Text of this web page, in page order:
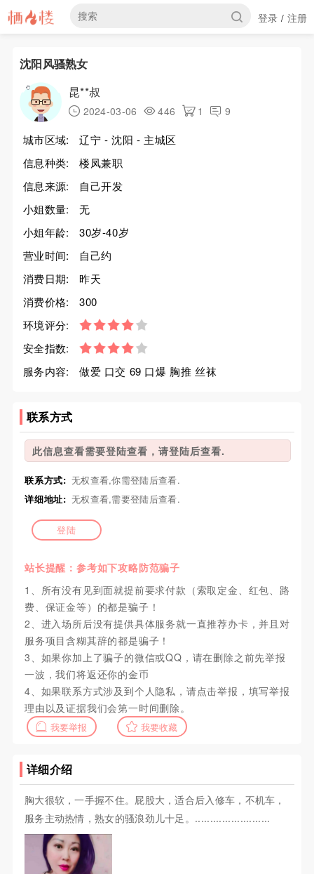
登录 / 注册
沈阳风骚熟女
昆**叔
2024-03-06 446 1 9
城市区域:
辽宁 - 沈阳 - 主城区
信息种类:
楼凤兼职
信息来源:
自己开发
小姐数量:
无
小姐年龄:
30岁-40岁
营业时间:
自己约
消费日期:
昨天
消费价格:
300
环境评分:
安全指数:
服务内容:
做爱 口交 69 口爆 胸推 丝袜
联系方式
此信息查看需要登陆查看，请登陆后查看.
联系方式: 无权查看,你需登陆后查看.
详细地址: 无权查看,需要登陆后查看.
登陆
站长提醒：参考如下攻略防范骗子
1、所有没有见到面就提前要求付款（索取定金、红包、路
费、保证金等）的都是骗子！
2、进入场所后没有提供具体服务就一直推荐办卡，并且对
服务项目含糊其辞的都是骗子！
3、如果你加上了骗子的微信或QQ，请在删除之前先举报
一波，我们将返还你的金币
4、如果联系方式涉及到个人隐私，请点击举报，填写举报
理由以及证据我们会第一时间删除。
我要举报 我要收藏
详细介绍
胸大很软，一手握不住。屁股大，适合后入修车，不机车，
服务主动热情，熟女的骚浪劲儿十足。.........................